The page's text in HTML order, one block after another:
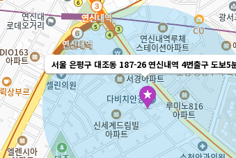
서울 은평구 대조동 187-26 연신내역 4번출구 도보5